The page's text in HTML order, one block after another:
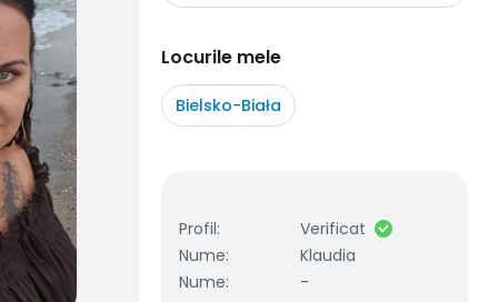
Locurile mele
Bielsko-Biała
Profil:
Verificat
Nume:
Klaudia
Nume:
-